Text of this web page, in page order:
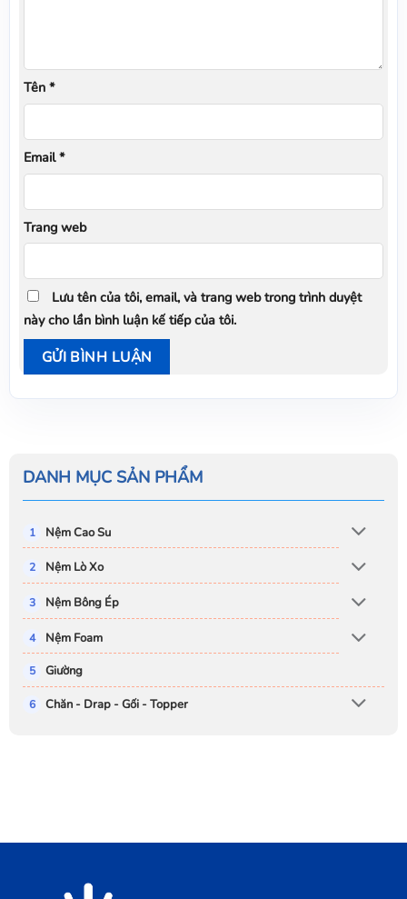
DANH MỤC SẢN PHẨM
Nệm Cao Su
Nệm Lò Xo
Nệm Bông Ép
Nệm Foam
Giường
Chăn - Drap - Gối - Topper
Tên *
Email*
Trang web
Lưu tên của tôi, email, và trang web trong trình duyệt
này cho lần bình luận kế tiếp của tôi.